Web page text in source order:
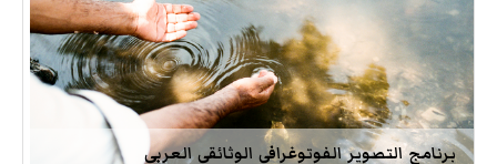
برنامج التصوير الفوتوغرافي الوثائقي العربي